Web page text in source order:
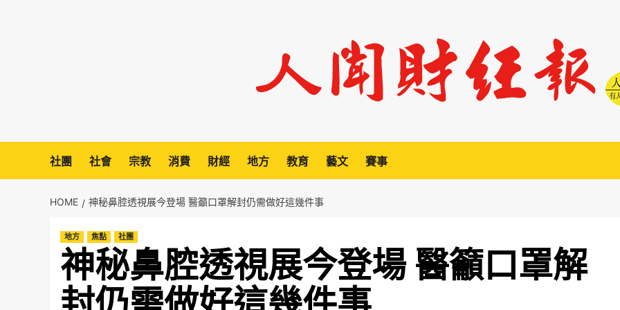
社團 社會 宗教 消費 財經 地方 教育 藝文 賽事
HOME 神秘鼻腔透視展今登場 醫籲口罩解封仍需做好這幾件事
地方 焦點 社團
神秘鼻腔透視展今登場 醫籲口罩解